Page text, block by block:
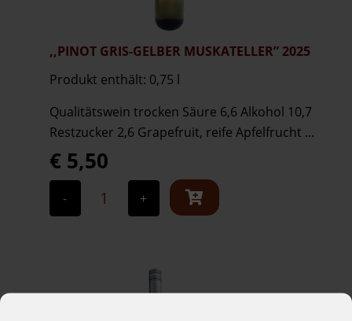
,,PINOT GRIS-GELBER MUSKATELLER” 2025
Produkt enthält: 0,75 l
Qualitätswein trocken Säure 6,6 Alkohol 10,7
Restzucker 2,6 Grapefruit, reife Apfelfrucht ...
€5,50
- Gris-
Gelber
Muskateller"
+